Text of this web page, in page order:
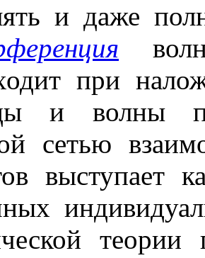
и даже
при
и волны
сетью
выступает